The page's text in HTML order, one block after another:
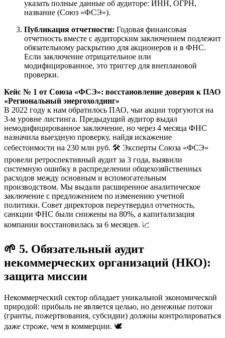
указать полные данные об аудиторе: ИНН, ОГРН,
название (Союз «ФСЭ»).
Публикация отчетности: Годовая финансовая
отчетность вместе с аудиторским заключением подлежит
обязательному раскрытию для акционеров и в ФНС.
Если заключение отрицательное или
модифицированное, это триггер для внеплановой
проверки.
Кейс № 1 от Союза «ФСЭ»: восстановление доверия к ПАО
«Региональный энергохолдинг»
В 2022 году к нам обратилось ПАО, чьи акции торгуются на
3-м уровне листинга. Предыдущий аудитор выдал
немодифицированное заключение, но через 4 месяца ФНС
назначила выездную проверку, найдя искажение
себестоимости на 230 млн руб. 🛠️ Эксперты Союза «ФСЭ»
провели ретроспективный аудит за 3 года, выявили
системную ошибку в распределении общехозяйственных
расходов между основным и вспомогательным
производством. Мы выдали расширенное аналитическое
заключение с предложением по изменению учетной
политики. Совет директоров переутвердил отчетность,
санкции ФНС были снижены на 80%, а капитализация
компании восстановилась за 6 месяцев. 📈
🌱 5. Обязательный аудит
некоммерческих организаций (НКО):
защита миссии
Некоммерческий сектор обладает уникальной экономической
природой: прибыль не является целью, но денежные потоки
(гранты, пожертвования, субсидии) должны контролироваться
даже строже, чем в коммерции. 🕊️